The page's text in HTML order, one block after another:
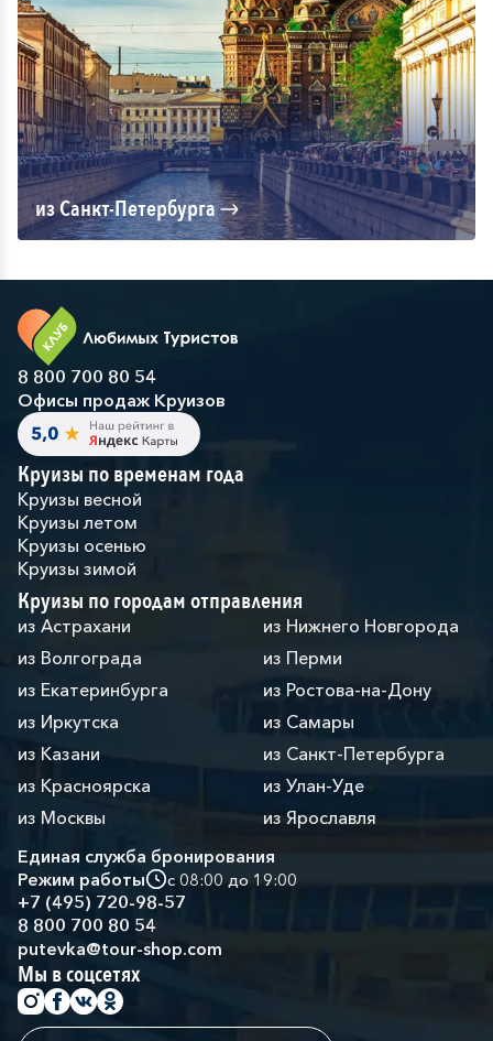
из Санкт-Петербурга
8 800 700 80 54
Офисы продаж Круизов
Круизы по временам года
Круизы весной
Круизы летом
Круизы осенью
Круизы зимой
Круизы по городам отправления
из Астрахани
из Волгограда
из Екатеринбурга
из Иркутска
из Казани
из Красноярска
из Москвы
из Нижнего Новгорода
из Перми
из Ростова-на-Дону
из Самары
из Санкт-Петербурга
из Улан-Уде
из Ярославля
Единая служба бронирования
Режим работы
с 08:00 до 19:00
+7 (495) 720-98-57
8 800 700 80 54
putevka@tour-shop.com
Мы в соцсетях